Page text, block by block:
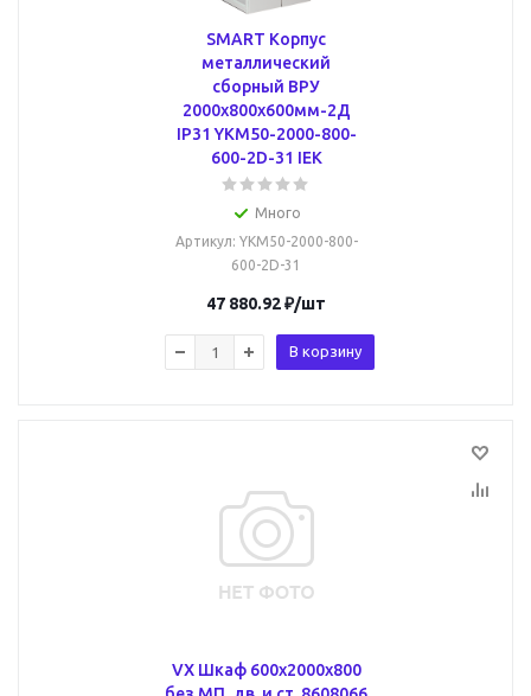
SMART Корпус
металлический
сборный ВРУ
2000х800х600мм-2Д
IP31 YKM50-2000-800-
600-2D-31 IEK
Много
Артикул: YKM50-2000-800-
600-2D-31
47 880.92₽/шт
В корзину
VX Шкаф 600x2000x800